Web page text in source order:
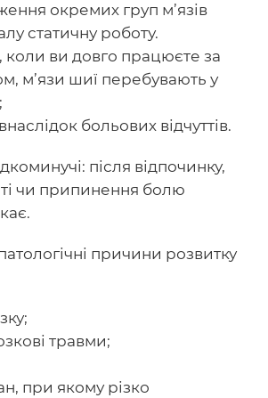
окремих груп м’язів
статичну роботу.
ви довго працюєте за
м’язи шиї перебувають у
больових відчуттів.
після відпочинку,
чи припинення болю
причини розвитку
травми;
при якому різко